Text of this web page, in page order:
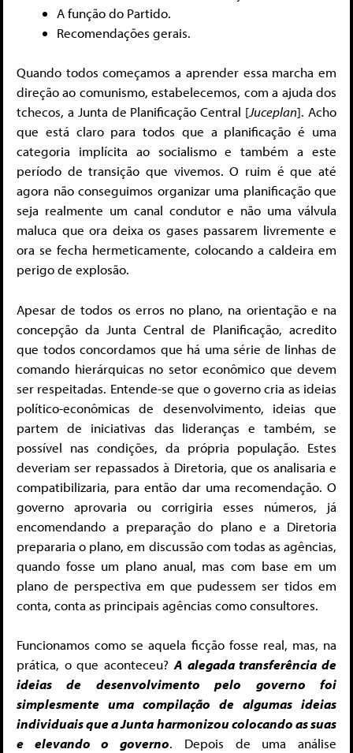
A função do Partido.
Recomendações gerais.
Quando todos começamos a aprender essa marcha em
direção ao comunismo, estabelecemos, com a ajuda dos
tchecos, a Junta de Planificação Central [Juceplan]. Acho
que está claro para todos que a planificação é uma
categoria implícita ao socialismo e também a este
período de transição que vivemos. O ruim é que até
agora não conseguimos organizar uma planificação que
seja realmente um canal condutor e não uma válvula
maluca que ora deixa os gases passarem livremente e
ora se fecha hermeticamente, colocando a caldeira em
perigo de explosão.
Apesar de todos os erros no plano, na orientação e na
concepção da Junta Central de Planificação, acredito
que todos concordamos que há uma série de linhas de
comando hierárquicas no setor econômico que devem
ser respeitadas. Entende-se que o governo cria as ideias
político-econômicas de desenvolvimento, ideias que
partem de iniciativas das lideranças e também, se
possível nas condições, da própria população. Estes
deveriam ser repassados ​​à Diretoria, que os analisaria e
compatibilizaria, para então dar uma recomendação. O
governo aprovaria ou corrigiria esses números, já
encomendando a preparação do plano e a Diretoria
prepararia o plano, em discussão com todas as agências,
quando fosse um plano anual, mas com base em um
plano de perspectiva em que pudessem ser tidos em
conta, conta as principais agências como consultores.
Funcionamos como se aquela ficção fosse real, mas, na
prática, o que aconteceu? A alegada transferência de
ideias de desenvolvimento pelo governo foi
simplesmente uma compilação de algumas ideias
individuais que a Junta harmonizou colocando as suas
e elevando o governo. Depois de uma análise